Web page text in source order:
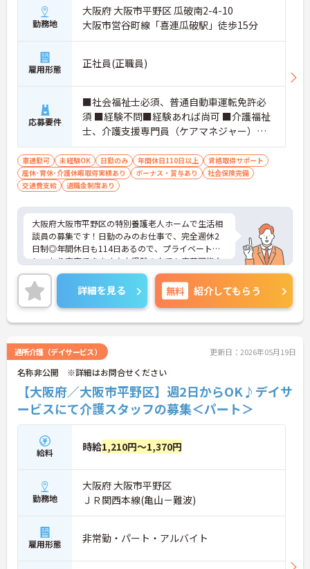
勤務地
大阪府 大阪市平野区 瓜破南2-4-10
大阪市営谷町線「喜連瓜破駅」徒歩15分
雇用形態 正社員(正職員)
応募要件
■社会福祉士必須、普通自動車運転免許必
須 ■経験不問■経験あれば尚可 ■介護福祉
士、介護支援専門員（ケアマネジャー）、
社会福祉主事任用資格いずれかあれば尚可
車通勤可 未経験OK 日勤のみ 年間休日110日以上
資格取得サポート
産休･育休･介護休暇取得実績あり
ボーナス・賞与あり
社会保険完備
交通費支給
退職金制度あり
大阪府大阪市平野区の特別養護老人ホームで生活相
談員の募集です！日勤のみのお仕事で、完全週休2
日制◎年間休日も114日あるので、プライベートも
しっかり充実できます♪未経験の方でも応募可能な
ので、これから介護業界に挑戦したいという方にピ
ッタリの職場です！ご興味のある方は、面接ポイン
トをお伝えしますので、お気軽にご連絡ください。
詳細を見る 無料 紹介してもらう
通所介護（デイサービス） 更新日：2026年05月19日
名称非公開 ※詳細はお問合せください
【大阪府／大阪市平野区】週2日からOK♪デイサ
ービスにて介護スタッフの募集＜パート＞
給料 時給1,210円～1,370円
勤務地
大阪府 大阪市平野区
ＪＲ関西本線(亀山－難波)
雇用形態 非常勤・パート・アルバイト